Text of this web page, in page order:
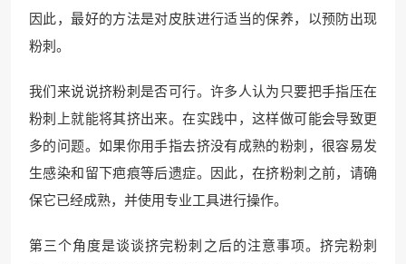
因此，最好的方法是对皮肤进行适当的保养，以预防出现
粉刺。
我们来说说挤粉刺是否可行。许多人认为只要把手指压在
粉刺上就能将其挤出来。在实践中，这样做可能会导致更
多的问题。如果你用手指去挤没有成熟的粉刺，很容易发
生感染和留下疤痕等后遗症。因此，在挤粉刺之前，请确
保它已经成熟，并使用专业工具进行操作。
第三个角度是谈谈挤完粉刺之后的注意事项。挤完粉刺